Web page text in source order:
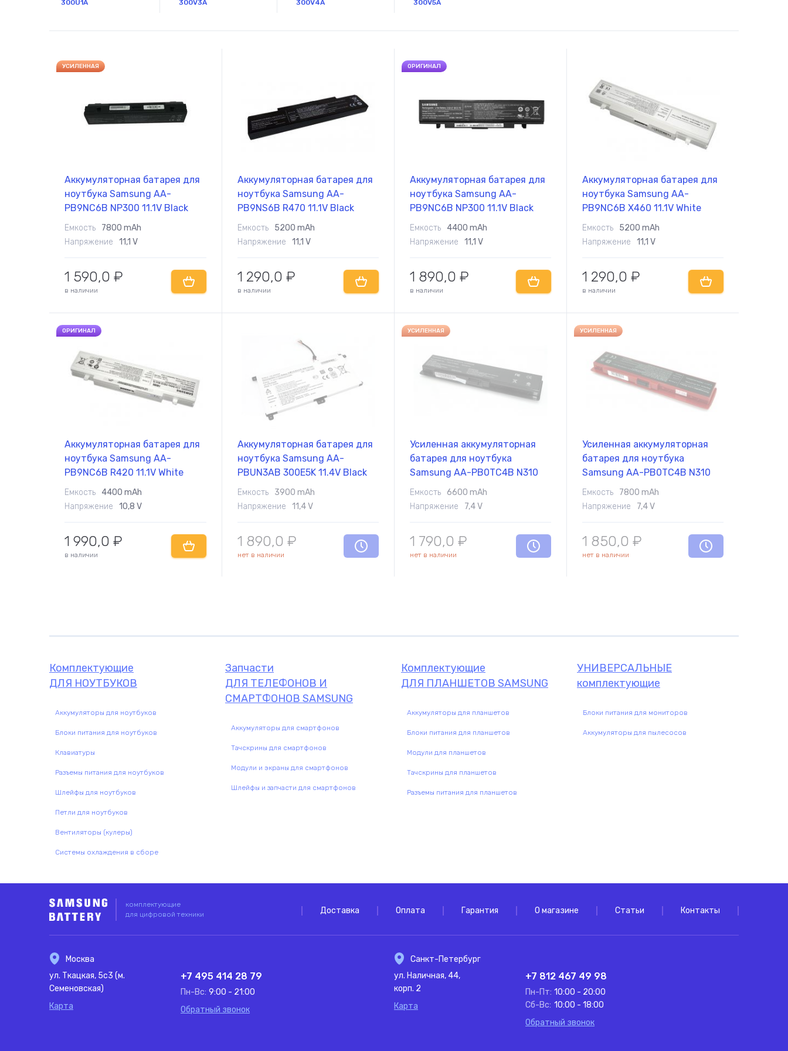
самовывоз товара из офиса
300U1A 300V3A 300V4A 300V5A
УСИЛЕННАЯ
Аккумуляторная батарея для
ноутбука Samsung AA-
PB9NC6B NP300 11.1V Black
7800mAh OEM
Емкость
7800 mAh
Напряжение
11,1 V
1 590,0 ₽
в наличии
Аккумуляторная батарея для
ноутбука Samsung AA-
PB9NS6B R470 11.1V Black
5200mAh OEM
Емкость
5200 mAh
Напряжение
11,1 V
1 290,0 ₽
в наличии
ОРИГИНАЛ
Аккумуляторная батарея для
ноутбука Samsung AA-
PB9NC6B NP300 11.1V Black
4400mAh Orig
Емкость
4400 mAh
Напряжение
11,1 V
1 890,0 ₽
в наличии
Аккумуляторная батарея для
ноутбука Samsung AA-
PB9NC6B X460 11.1V White
5200mAh OEM
Емкость
5200 mAh
Напряжение
11,1 V
1 290,0 ₽
в наличии
ОРИГИНАЛ
Аккумуляторная батарея для
ноутбука Samsung AA-
PB9NC6B R420 11.1V White
4400mAh Orig
Емкость
4400 mAh
Напряжение
10,8 V
1 990,0 ₽
в наличии
Аккумуляторная батарея для
ноутбука Samsung AA-
PBUN3AB 300E5K 11.4V Black
3900mAh OEM
Емкость
3900 mAh
Напряжение
11,4 V
1 890,0 ₽
нет в наличии
УСИЛЕННАЯ
Усиленная аккумуляторная
батарея для ноутбука
Samsung AA-PB0TC4B N310
7.4V Black 6600mAh OEM
Емкость
6600 mAh
Напряжение
7,4 V
1 790,0 ₽
нет в наличии
УСИЛЕННАЯ
Усиленная аккумуляторная
батарея для ноутбука
Samsung AA-PB0TC4B N310
7.4V Red 7800mAh OEM
Емкость
7800 mAh
Напряжение
7,4 V
1 850,0 ₽
нет в наличии
Комплектующие
ДЛЯ НОУТБУКОВ
Аккумуляторы для ноутбуков
Блоки питания для ноутбуков
Клавиатуры
Разъемы питания для ноутбуков
Шлейфы для ноутбуков
Петли для ноутбуков
Вентиляторы (кулеры)
Системы охлаждения в сборе
Запчасти
ДЛЯ ТЕЛЕФОНОВ И
СМАРТФОНОВ SAMSUNG
Аккумуляторы для смартфонов
Тачскрины для смартфонов
Модули и экраны для смартфонов
Шлейфы и запчасти для смартфонов
Комплектующие
ДЛЯ ПЛАНШЕТОВ SAMSUNG
Аккумуляторы для планшетов
Блоки питания для планшетов
Модули для планшетов
Тачскрины для планшетов
Разъемы питания для планшетов
УНИВЕРСАЛЬНЫЕ
комплектующие
Блоки питания для мониторов
Аккумуляторы для пылесосов
комплектующие
для цифровой техники
Доставка Оплата Гарантия О магазине Статьи Контакты
Москва
ул. Ткацкая, 5с3 (м.
Семеновская)
Карта
+7 495 414 28 79
Пн-Вс: 9:00 - 21:00
Обратный звонок
Санкт-Петербург
ул. Наличная, 44,
корп. 2
Карта
+7 812 467 49 98
Пн-Пт: 10:00 - 20:00
Сб-Вс: 10:00 - 18:00
Обратный звонок